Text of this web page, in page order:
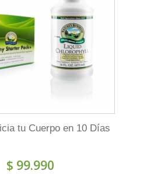
tu Cuerpo en 10 Días
$ 99.990